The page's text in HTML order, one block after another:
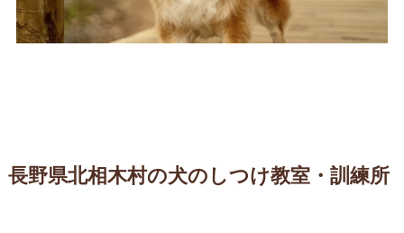
長野県北相木村の犬のしつけ教室・訓練所